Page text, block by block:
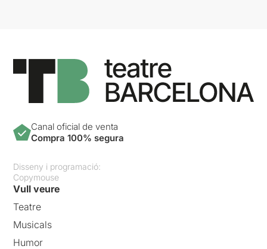
Canal oficial de venta
Compra 100% segura
Disseny i programació:
Copymouse
Vull veure
Teatre
Musicals
Humor